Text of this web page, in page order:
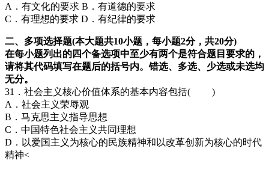
A．有文化的要求 B．有道德的要求
C．有理想的要求 D．有纪律的要求
二、多项选择题(本大题共10小题，每小题2分，共20分)
在每小题列出的四个备选项中至少有两个是符合题目要求的，
请将其代码填写在题后的括号内。错选、多选、少选或未选均
无分。
31．社会主义核心价值体系的基本内容包括( )
A．社会主义荣辱观
B．马克思主义指导思想
C．中国特色社会主义共同理想
D．以爱国主义为核心的民族精神和以改革创新为核心的时代
精神<